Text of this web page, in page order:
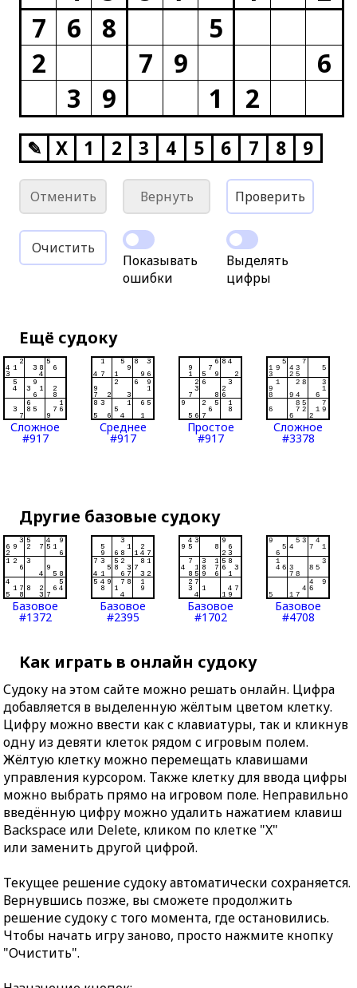
7
6 8
5
2
7 9
6
3
9 1 2
✎ X 1 2 3 4 5 6 7 8 9
Отменить Вернуть Проверить
Очистить
Показывать
ошибки
Выделять
цифры
Ещё судоку
Сложное
#917
Среднее
#917
Простое
#917
Сложное
#3378
Другие базовые судоку
Базовое
#1372
Базовое
#2395
Базовое
#1702
Базовое
#4708
Как играть в онлайн судоку
Судоку на этом сайте можно решать онлайн. Цифра
добавляется в выделенную жёлтым цветом клетку.
Цифру можно ввести как с клавиатуры, так и кликнув
одну из девяти клеток рядом с игровым полем.
Жёлтую клетку можно перемещать клавишами
управления курсором. Также клетку для ввода цифры
можно выбрать прямо на игровом поле. Неправильно
введённую цифру можно удалить нажатием клавиш
Backspace или Delete, кликом по клетке "X"
или заменить другой цифрой.
Текущее решение судоку автоматически сохраняется.
Вернувшись позже, вы сможете продолжить
решение судоку с того момента, где остановились.
Чтобы начать игру заново, просто нажмите кнопку
"Очистить".